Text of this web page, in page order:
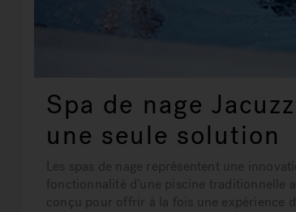
Spa de nage
une seule solution
Les spas de nage représentent une
fonctionnalité d’une piscine traditionnelle
conçu pour offrir à la fois une expérience